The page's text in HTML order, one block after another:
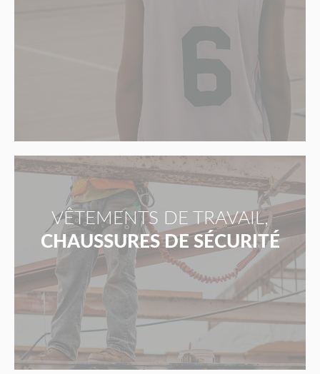
VÊTEMENTS DE TRAVAIL,
CHAUSSURES DE SÉCURITÉ